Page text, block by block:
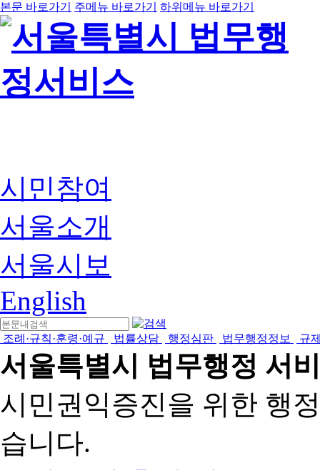
본문 바로가기 주메뉴 바로가기 하위메뉴 바로가기
시민참여
서울소개
서울시보
English
조례·규칙·훈령·예규 법률상담 행정심판 법무행정정보 규
서울특별시 법무행정 서
시민권익증진을 위한 행
습니다.